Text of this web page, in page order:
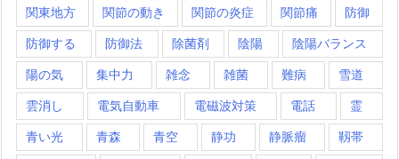
関東地方 関節の動き 関節の炎症 関節痛 防御
防御する 防御法 除菌剤 陰陽 陰陽バランス
陽の気 集中力 雑念 雑菌 難病 雪道
雲消し 電気自動車 電磁波対策 電話 霊
青い光 青森 青空 静功 静脈瘤 靱帯